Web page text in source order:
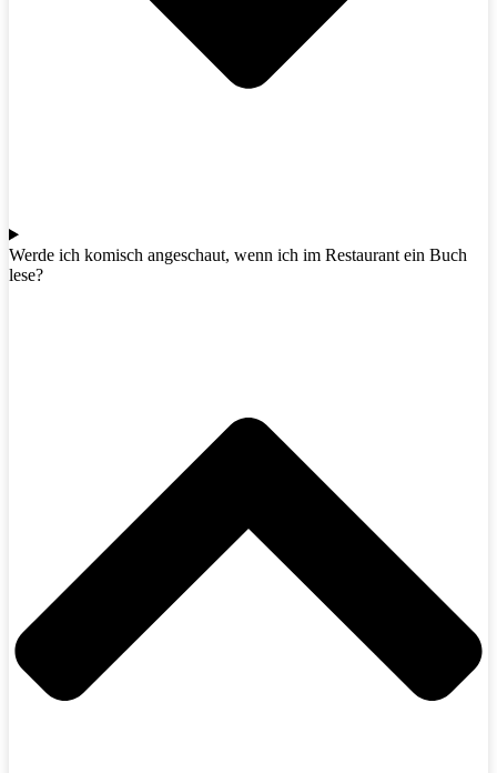
Werde ich komisch angeschaut, wenn ich im Restaurant ein Buch
lese?